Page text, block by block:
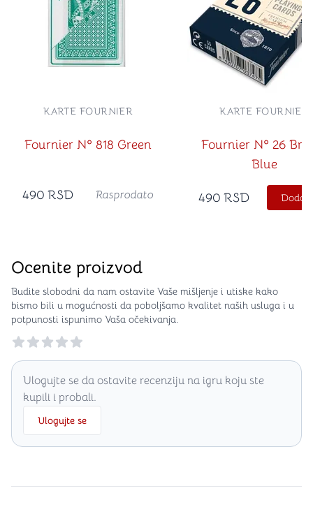
Fournier Nº 818 Green
KARTE FOURNIER
490 RSD Rasprodato
Fournier Nº 26
Blue
KARTE FOURNIER
490 RSD
Ocenite proizvod
Budite slobodni da nam ostavite Vaše mišljenje i utiske kako
bismo bili u mogućnosti da poboljšamo kvalitet naših usluga i u
potpunosti ispunimo Vaša očekivanja.
Reviews
Ulogujte se da ostavite recenziju na igru koju ste
kupili i probali.
Ulogujte se